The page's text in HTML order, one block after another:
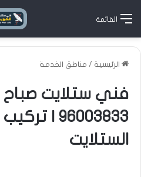
القائمة
الرئيسية / مناطق الخدمة
فني ستلايت صباح
96003833 |
الستلايت